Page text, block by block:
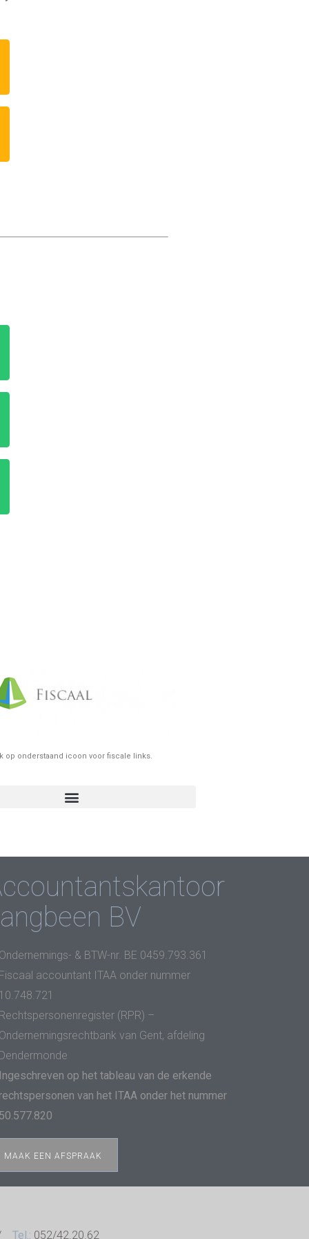
op onderstaand icoon voor fiscale links.
BV
& BTW-nr. BE 0459.793.361
accountant ITAA onder nummer
(RPR) –
van Gent, afdeling
op het tableau van de erkende
van het ITAA onder het nummer
MAAK EEN AFSPRAAK
Tel.: 052/42.20.62